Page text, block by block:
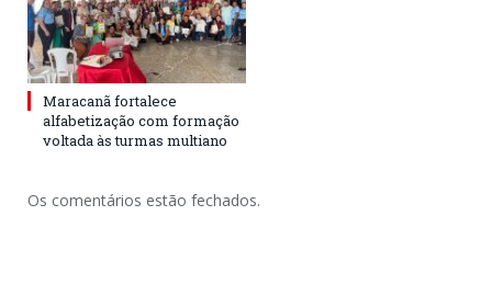
Maracanã fortalece
alfabetização com formação
voltada às turmas multiano
Os comentários estão fechados.